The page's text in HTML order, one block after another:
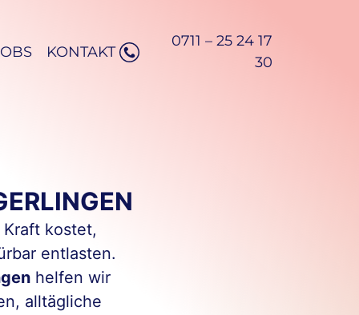
KONTAKT
0711 – 25 24 17
30
kostet,
entlasten.
helfen wir
alltägliche